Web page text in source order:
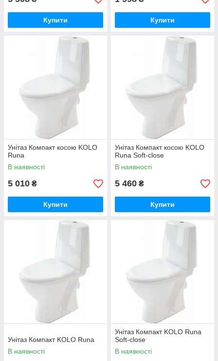
Купити Купити
Унітаз Компакт косою KOLO
Runa
В наявності
5 010 ₴
Купити
Унітаз Компакт косою KOLO
Runa Soft-close
В наявності
5 460 ₴
Купити
Унітаз Компакт KOLO Runa
В наявності
Унітаз Компакт KOLO Runa
Soft-close
В наявності